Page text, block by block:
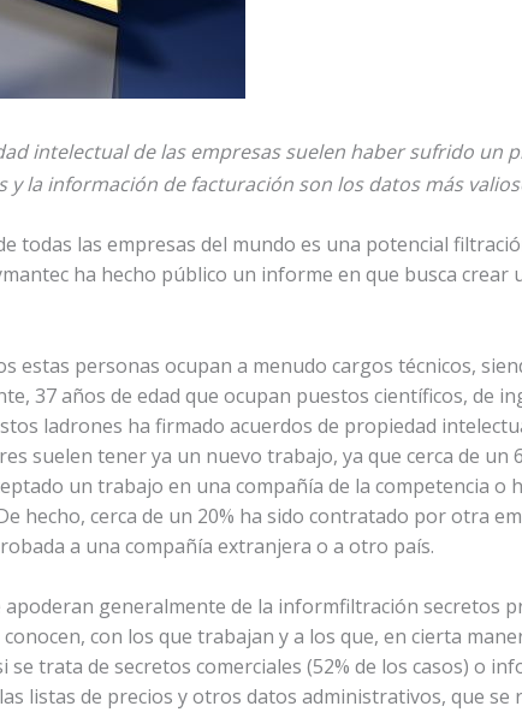
intelectual de las empresas suelen haber sufrido un
y la información de facturación son los datos más
todas las empresas del mundo es una potencial
ha hecho público un informe en que busca crear
estas personas ocupan a menudo cargos técnicos,
37 años de edad que ocupan puestos científicos, de
ladrones ha firmado acuerdos de propiedad
suelen tener ya un nuevo trabajo, ya que cerca de un
un trabajo en una compañía de la competencia o
hecho, cerca de un 20% ha sido contratado por otra
a una compañía extranjera o a otro país.
generalmente de la informfiltración secretos
con los que trabajan y a los que, en cierta
se trata de secretos comerciales (52% de los casos) o
listas de precios y otros datos administrativos, que